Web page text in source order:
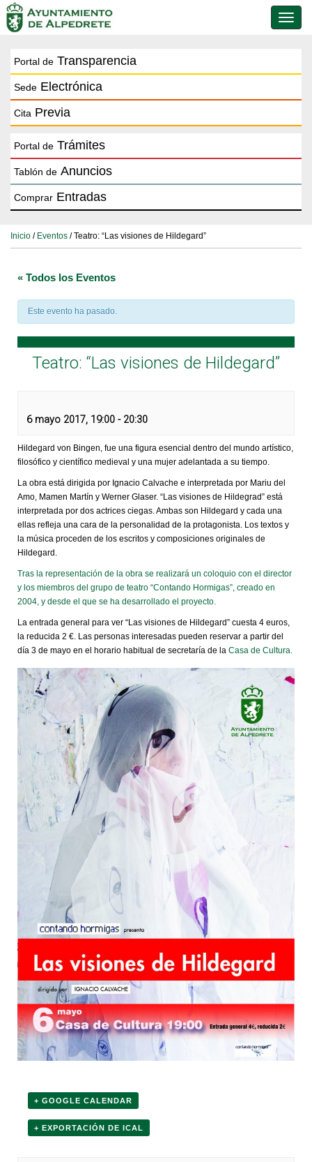
de
Portal de Transparencia
Sede Electrónica
Cita Previa
Portal de Trámites
Tablón de Anuncios
Comprar Entradas
Inicio / Eventos / Teatro: “Las visiones de Hildegard”
« Todos los Eventos
Este evento ha pasado.
Teatro: “Las visiones de Hildegard”
6 mayo 2017, 19:00 - 20:30
Hildegard von Bingen, fue una figura esencial dentro del mundo artístico,
filosófico y científico medieval y una mujer adelantada a su tiempo.
La obra está dirigida por Ignacio Calvache e interpretada por Mariu del
Amo, Mamen Martín y Werner Glaser. “Las visiones de Hildegrad” está
interpretada por dos actrices ciegas. Ambas son Hildegard y cada una
ellas refleja una cara de la personalidad de la protagonista. Los textos y
la música proceden de los escritos y composiciones originales de
Hildegard.
Tras la representación de la obra se realizará un coloquio con el director
y los miembros del grupo de teatro “Contando Hormigas”, creado en
2004, y desde el que se ha desarrollado el proyecto.
La entrada general para ver “Las visiones de Hildegard” cuesta 4 euros,
la reducida 2 €. Las personas interesadas pueden reservar a partir del
día 3 de mayo en el horario habitual de secretaría de la Casa de Cultura.
+ GOOGLE CALENDAR
+ EXPORTACIÓN DE ICAL